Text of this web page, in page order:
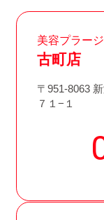
美容プラージ
古町店
〒951-8063
７１−１